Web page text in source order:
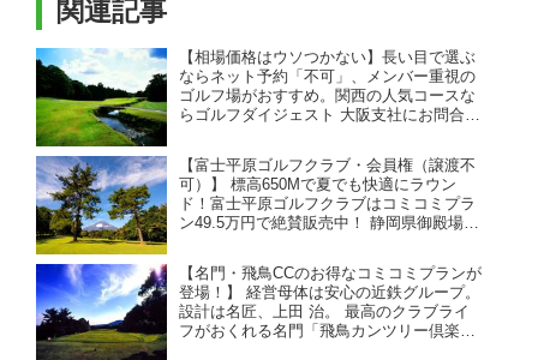
関連記事
【相場価格はウソつかない】長い目で選ぶ
ならネット予約「不可」、メンバー重視の
ゴルフ場がおすすめ。関西の人気コースな
らゴルフダイジェスト 大阪支社にお問合せ
【富士平原ゴルフクラブ・会員権（譲渡不
可）】 標高650Mで夏でも快適にラウン
ド！富士平原ゴルフクラブはコミコミプラ
ン49.5万円で絶賛販売中！ 静岡県御殿場
報。
【名門・飛鳥CCのお得なコミコミプランが
登場！】 経営母体は安心の近鉄グループ。
設計は名匠、上田 治。 最高のクラブライ
フがおくれる名門「飛鳥カンツリー倶楽